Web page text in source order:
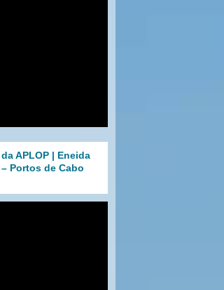
APLOP | Eneida
Portos de Cabo